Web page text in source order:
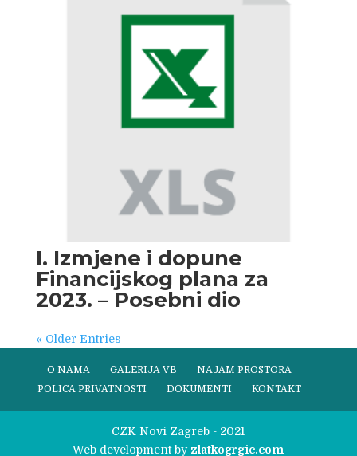
I. Izmjene i dopune
Financijskog plana za
2023. – Posebni dio
« Older Entries
O NAMA GALERIJA VB
NAJAM PROSTORA
POLICA PRIVATNOSTI
DOKUMENTI KONTAKT
CZK Novi Zagreb - 2021
Web development by zlatkogrgic.com